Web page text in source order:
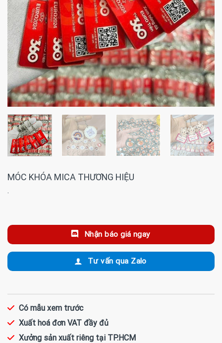
MÓC KHÓA MICA THƯƠNG HIỆU
·
Nhận báo giá ngay
Tư vấn qua Zalo
Có mẫu xem trước
Xuất hoá đơn VAT đầy đủ
Xưởng sản xuất riêng tại TP.HCM